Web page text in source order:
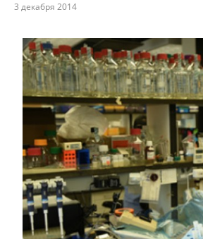
3 декабря 2014